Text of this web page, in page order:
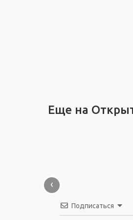
Еще на
‹
Подписаться